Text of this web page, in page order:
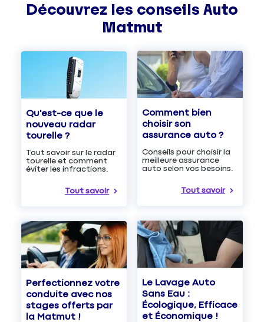
Découvrez les conseils Auto
Matmut
Qu'est-ce que le
nouveau radar
tourelle ?
Tout savoir sur le radar
tourelle et comment
éviter les infractions.
Tout savoir
Comment bien
choisir son
assurance auto ?
Conseils pour choisir la
meilleure assurance
auto selon vos besoins.
Tout savoir
Perfectionnez votre
conduite avec nos
stages offerts par
la Matmut !
Le Lavage Auto
Sans Eau :
Écologique, Efficace
et Économique !